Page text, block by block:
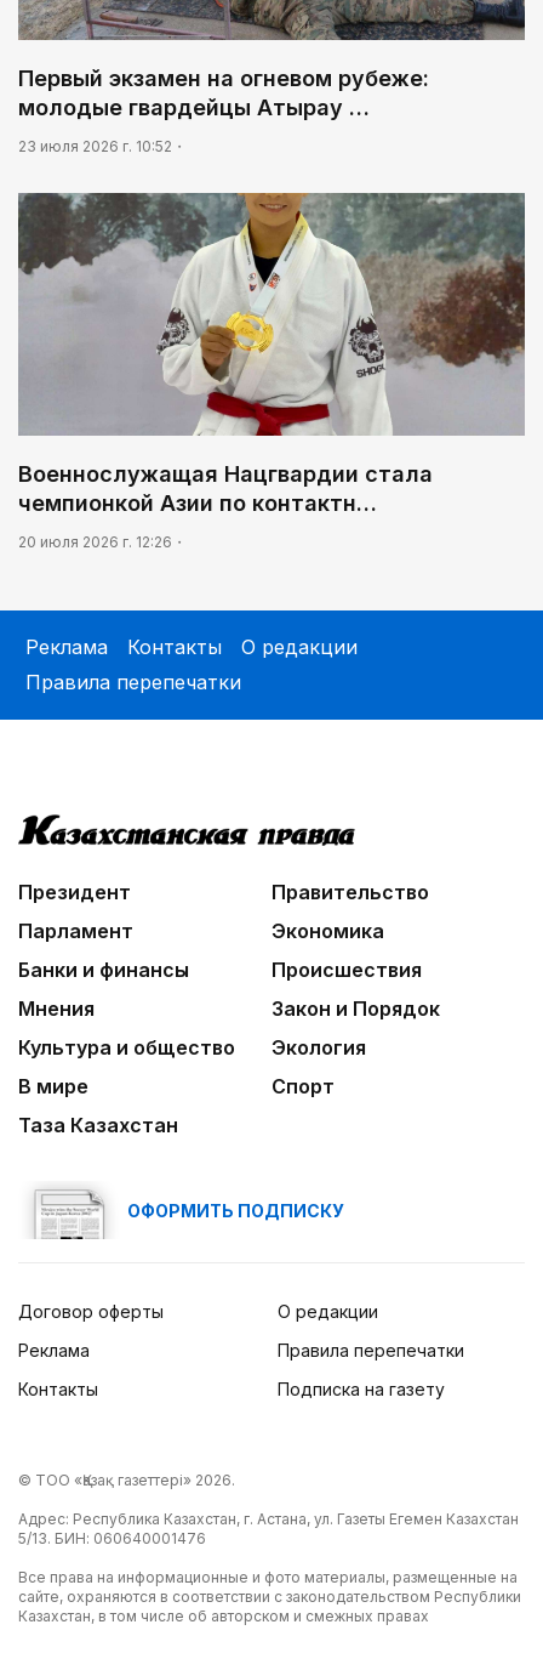
Первый экзамен на огневом рубеже:
молодые гвардейцы Атырау …
23 июля 2026 г. 10:52
Военнослужащая Нацгвардии стала
чемпионкой Азии по контактн…
20 июля 2026 г. 12:26
Реклама Контакты
О редакции
Правила перепечатки
Президент
Правительство
Парламент
Экономика
Банки и финансы
Происшествия
Мнения
Закон и Порядок
Культура и общество
Экология
В мире
Спорт
Таза Казахстан
ОФОРМИТЬ ПОДПИСКУ
Договор оферты
Реклама
Контакты
О редакции
Правила перепечатки
Подписка на газету
© ТОО «Қазақ газеттері» 2026.
Адрес: Республика Казахстан, г. Астана, ул. Газеты Егемен Казахстан
5/13. БИН: 060640001476
Все права на информационные и фото материалы, размещенные на
сайте, охраняются в соответствии с законодательством Республики
Казахстан, в том числе об авторском и смежных правах